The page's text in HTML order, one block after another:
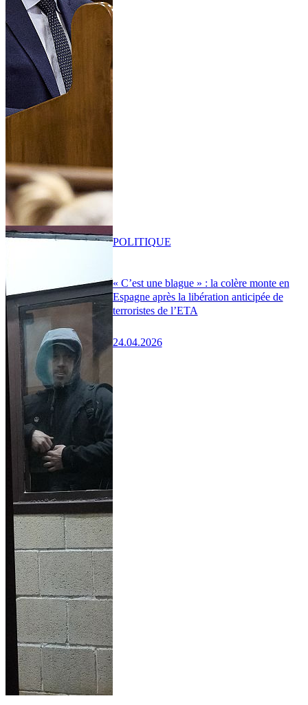
« C’est une blague » : la colère monte en
Espagne après la libération anticipée de
terroristes de l’ETA
24.04.2026
POLITIQUE